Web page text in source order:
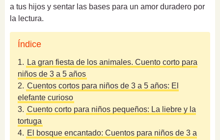
a tus hijos y sentar las bases para un amor duradero por
la lectura.
Índice
1. La gran fiesta de los animales. Cuento corto para
niños de 3 a 5 años
2. Cuentos cortos para niños de 3 a 5 años: El
elefante curioso
3. Cuento corto para niños pequeños: La liebre y la
tortuga
4. El bosque encantado: Cuentos para niños de 3 a